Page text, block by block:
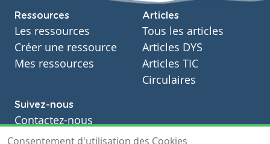
Ressources
Les ressources
Créer une ressource
Mes ressources
Articles
Tous les articles
Articles DYS
Articles TIC
Circulaires
Suivez-nous
Contactez-nous
Soutien scolaire
Consentement d'utilisation des Cookies